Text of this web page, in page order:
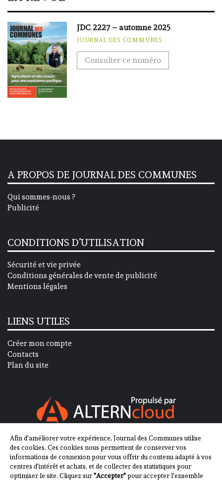
JDC 2227 – automne 2025
JOURNAL DES COMMUNES
Consulter ce numéro
A PROPOS DE JOURNAL DES COMMUNES
Qui sommes-nous ?
Publicité
CONDITIONS D’UTILISATION
Sécurité et vie privée
Conditions générales de vente de publicité
Mentions légales
LIENS UTILES
Créer mon compte
Contacts
Plan du site
SUIVEZ-NOUS SUR
Afin d'améliorer votre expérience, Journal des Communes utilise
des cookies. Ces cookies nous permettent de conserver vos
informations de connexion pour vous offrir du contenu adapté à vos
centres d'intérêt et achats, et de collecter des statistiques pour
optimiser le site. Cliquez sur"Accepter"pour accepter l'ensemble